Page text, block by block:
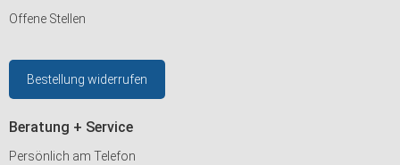
Offene Stellen
Bestellung widerrufen
Beratung + Service
Persönlich am Telefon